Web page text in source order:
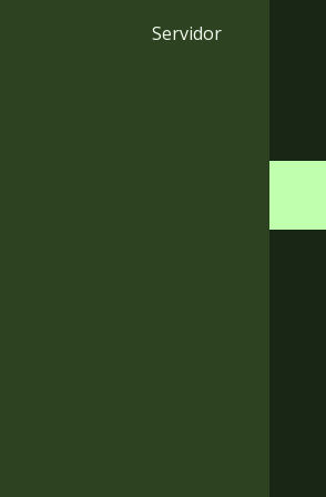
Servidor